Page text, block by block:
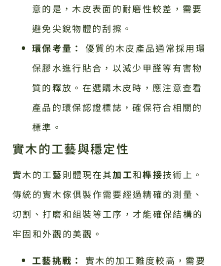
意的是，木皮表面的耐磨性較差，需要
避免尖銳物體的刮擦。
環保考量：
優質的木皮產品通常採用環
保膠水進行貼合，以減少甲醛等有害物
質的釋放。在選購木皮時，應注意查看
產品的環保認證標誌，確保符合相關的
標準。
實木的工藝與穩定性
實木的工藝則體現在其加工和榫接技術上。
傳統的實木傢俱製作需要經過精確的測量、
切割、打磨和組裝等工序，才能確保結構的
牢固和外觀的美觀。
工藝挑戰： 實木的加工難度較高，需要